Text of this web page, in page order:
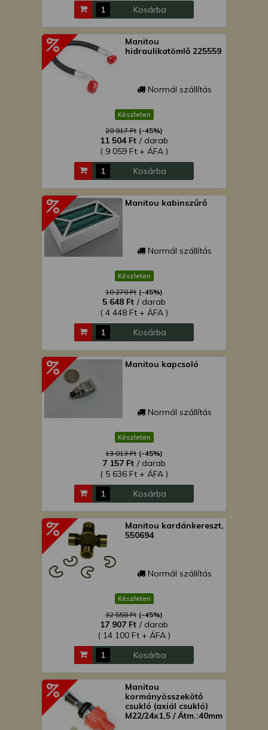
Kosárba
Manitou
hidraulikatömlő 225559
Normál szállítás
Készleten
20 917 Ft (-45%)
11 504 Ft / darab
( 9 059 Ft + ÁFA )
Kosárba
Manitou kabinszűrő
Normál szállítás
Készleten
10 270 Ft (-45%)
5 648 Ft / darab
( 4 448 Ft + ÁFA )
Kosárba
Manitou kapcsoló
Normál szállítás
Készleten
13 013 Ft (-45%)
7 157 Ft / darab
( 5 636 Ft + ÁFA )
Kosárba
Manitou kardánkereszt,
550694
Normál szállítás
Készleten
32 558 Ft (-45%)
17 907 Ft / darab
( 14 100 Ft + ÁFA )
Kosárba
Manitou
kormányösszekötő
csukló (axiál csukló)
M22/24x1,5 / Átm.:40mm